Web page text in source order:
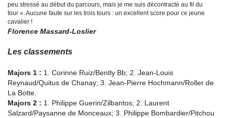
peu stressé au début du parcours, mais je me suis décontracté au fil du
tour ». Aucune faute sur les trois tours : un excellent score pour ce jeune
cavalier !
Florence Massard-Loslier
Les classements
Majors 1 : 1. Corinne Ruiz/Bently Bb; 2. Jean-Louis
Reynaud/Quitus de Chanay; 3. Jean-Pierre Hochmann/Roller de
La Botte.
Majors 2 : 1. Philippe Guerin/Zilbantos; 2. Laurent
Salzard/Paysanne de Monceaux; 3. Philippe Bombardier/Pitchou